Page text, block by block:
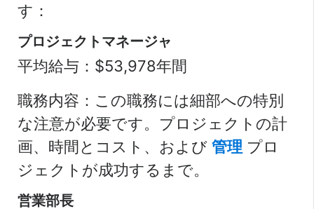
す：
プロジェクトマネージャ
平均給与：$53,978年間
職務内容：この職務には細部への特別
な注意が必要です。プロジェクトの計
画、時間とコスト、および 管理 プロ
ジェクトが成功するまで。
営業部長